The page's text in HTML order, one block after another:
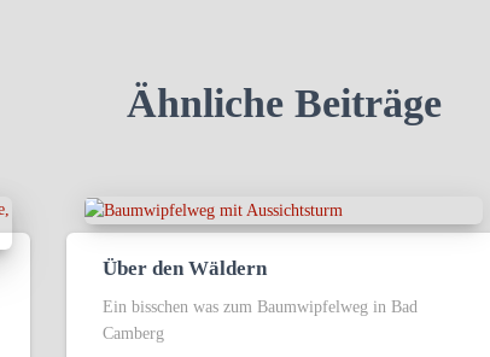
Ähnliche Beiträge
Über den Wäldern
Ein bisschen was zum Baumwipfelweg in Bad
Camberg